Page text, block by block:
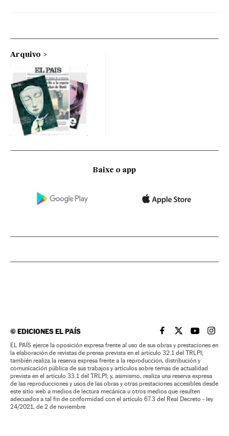
Arquivo
Baixe o app
©EDICIONES EL PAÍS EL PAÍS BRASIL EN
EL PAÍSEL PAÍS
EL
EL PAÍS ejerce la oposición expresa frente al uso de sus obras y prestaciones en
la elaboración de revistas de prensa prevista en el artículo 32.1 del TRLPI;
también realiza la reserva expresa frente a la reproducción, distribución y
comunicación pública de sus trabajos y artículos sobre temas de actualidad
prevista en el artículo 33.1 del TRLPI; y, asimismo, realiza una reserva expresa
de las reproducciones y usos de las obras y otras prestaciones accesibles desde
este sitio web a medios de lectura mecánica u otros medios que resulten
adecuados a tal fin de conformidad con el artículo 67.3 del Real Decreto - ley
24/2021, de 2 de noviembre